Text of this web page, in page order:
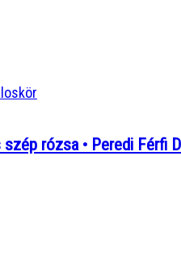
rózsa • Peredi Férfi